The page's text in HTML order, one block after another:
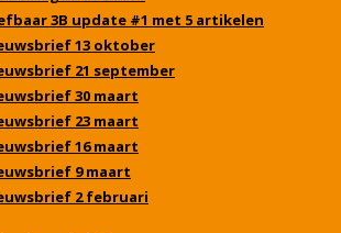
3B update #1 met 5 artikelen
13 oktober
21 september
30 maart
23 maart
16 maart
9 maart
2 februari